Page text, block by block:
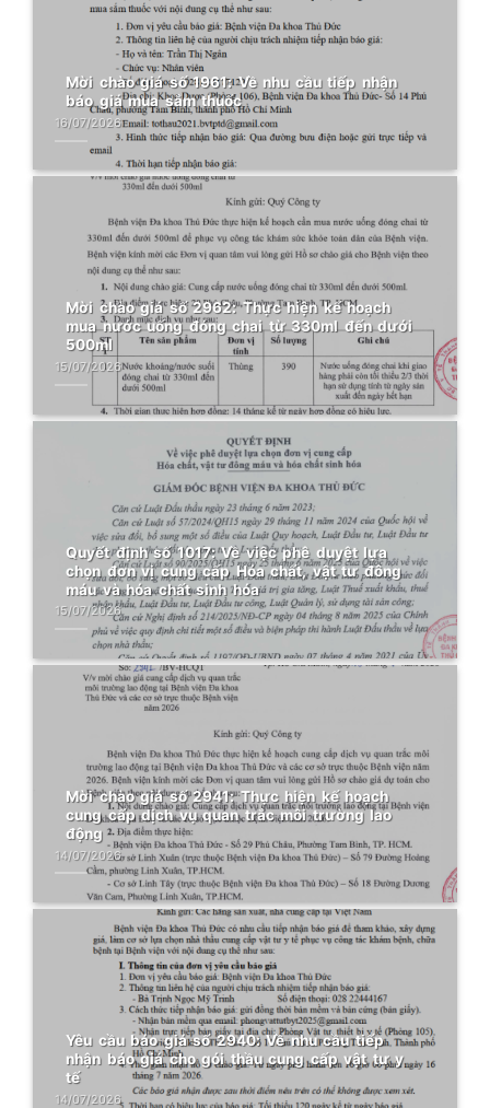
Mời chào giá số 1961: Về nhu cầu tiếp nhận
báo giá mua sắm thuốc
16/07/2026
Mời chào giá số 2962: Thực hiện kế hoạch
mua nước uống đóng chai từ 330ml đến dưới
500ml
15/07/2026
Quyết định số 1017: Về việc phê duyệt lựa
chọn đơn vị cung cấp Hóa chất, vật tư đông
máu và hóa chất sinh hóa
15/07/2026
Mời chào giá số 2941: Thực hiện kế hoạch
cung cấp dịch vụ quan trắc môi trường lao
động
14/07/2026
Yêu cầu báo giá số 2940: Về nhu cầu tiếp
nhận báo giá cho gói thầu cung cấp vật tư y
tế
14/07/2026